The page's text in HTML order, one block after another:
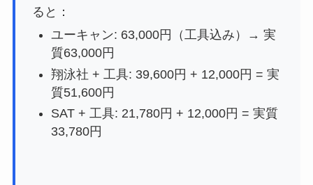
ると：
ユーキャン: 63,000円（工具込み）→ 実
質63,000円
翔泳社 + 工具: 39,600円 + 12,000円 = 実
質51,600円
SAT + 工具: 21,780円 + 12,000円 = 実質
33,780円